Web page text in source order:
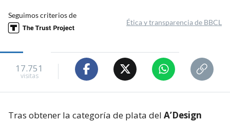
Seguimos criterios de
Ética y transparencia de BBCL
17.751
visitas
Tras obtener la categoría de plata del A’Design